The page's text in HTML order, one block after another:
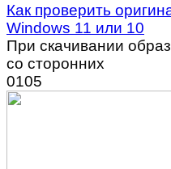
Как проверить
Windows 11 или 10
При скачивании
со сторонних
0105